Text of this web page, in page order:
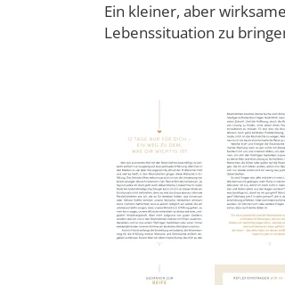
Ein kleiner, aber
Lebenssituation zu